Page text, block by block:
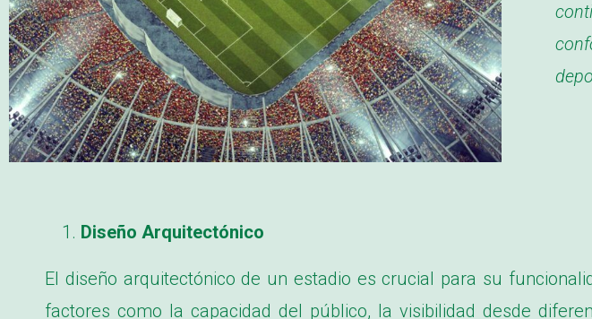
Diseño Arquitectónico
El diseño arquitectónico de un estadio es crucial para su
factores como la capacidad del público, la visibilidad desde